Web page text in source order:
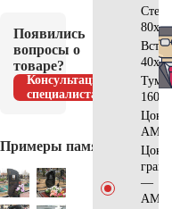
Появились
вопросы о
товаре?
Консультация
специалиста
Примеры памятников
—